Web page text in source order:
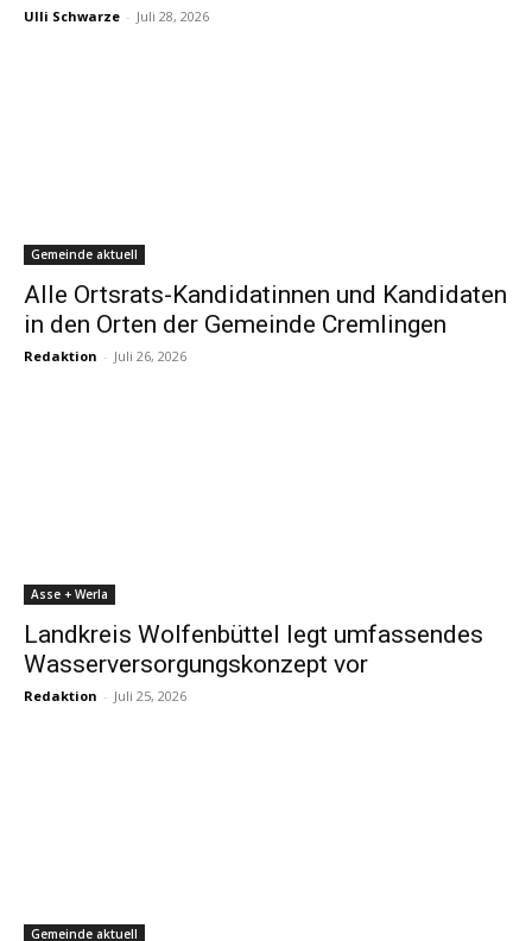
Ulli Schwarze - Juli 28, 2026
Gemeinde aktuell
Alle Ortsrats-Kandidatinnen und Kandidaten
in den Orten der Gemeinde Cremlingen
Redaktion - Juli 26, 2026
Asse + Werla
Landkreis Wolfenbüttel legt umfassendes
Wasserversorgungskonzept vor
Redaktion - Juli 25, 2026
Gemeinde aktuell